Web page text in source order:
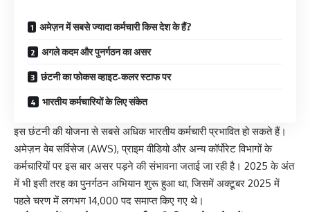
अमेज़न में सबसे ज्यादा कर्मचारी किस देश के हैं?
अगले कदम और पुनर्गठन का असर
छंटनी का फोकस व्हाइट‑कलर स्टाफ पर
भारतीय कर्मचारियों के लिए संकेत
इस छंटनी की योजना से सबसे अधिक भारतीय कर्मचारी प्रभावित हो सकते हैं।
अमेज़न वेब सर्विसेज (AWS), प्राइम वीडियो और अन्य कॉर्पोरेट विभागों के
कर्मचारियों पर इस बार असर पड़ने की संभावना जताई जा रही है। 2025 के अंत
में भी इसी तरह का पुनर्गठन अभियान शुरू हुआ था, जिसमें अक्टूबर 2025 में
पहले चरण में लगभग 14,000 पद समाप्त किए गए थे।